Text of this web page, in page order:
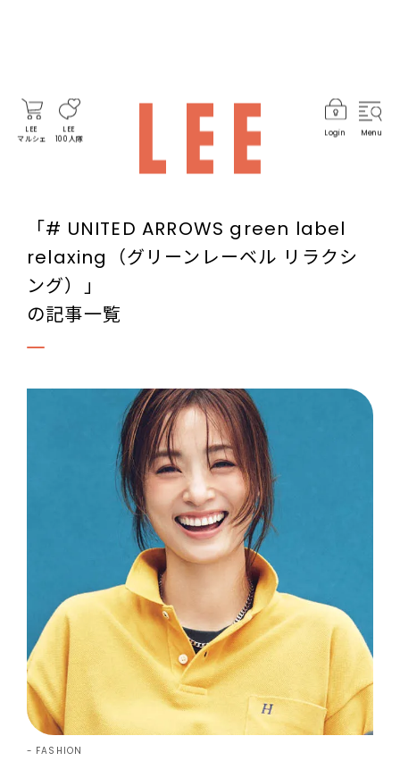
LEE
マルシェ
LEE
100人隊
Login Menu
「# UNITED ARROWS green label
relaxing（グリーンレーベル リラクシ
ング）」
の記事一覧
FASHION